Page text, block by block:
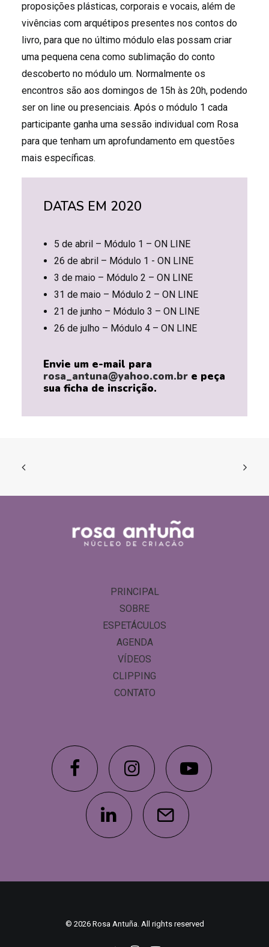
proposições plásticas, corporais e vocais, além de
vivências com arquétipos presentes nos contos do
livro, para que no último módulo elas possam criar
uma pequena cena como sublimação do conto
descoberto no módulo um. Normalmente os
encontros são aos domingos de 15h às 20h, podendo
ser on line ou presenciais. Após o módulo 1 cada
participante ganha uma sessão individual com Rosa
para que tenham um aprofundamento em questões
mais específicas.
DATAS EM 2020
5 de abril – Módulo 1 – ON LINE
26 de abril – Módulo 1 - ON LINE
3 de maio – Módulo 2 – ON LINE
31 de maio – Módulo 2 – ON LINE
21 de junho – Módulo 3 – ON LINE
26 de julho – Módulo 4 – ON LINE
Envie um e-mail para
rosa_antuna@yahoo.com.br e peça
sua ficha de inscrição.
PRINCIPAL
SOBRE
ESPETÁCULOS
AGENDA
VÍDEOS
CLIPPING
CONTATO
© 2026 Rosa Antuña. All rights reserved